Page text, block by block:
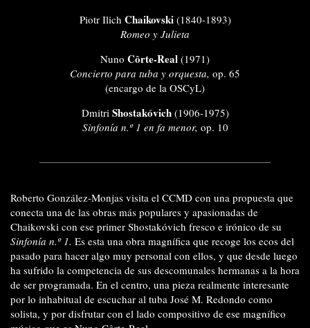
Piotr Ilich Chaikovski(1840-1893)
Romeo y Julieta
Nuno Côrte-Real (1971)
Concierto para tuba y orquesta, op. 65
(encargo de la OSCyL)
Dmitri Shostakóvich(1906-1975)
Sinfonía n.º 1 en fa menor, op. 10
Roberto González-Monjas visita el CCMD con una propuesta que
conecta una de las obras más populares y apasionadas de
Chaikovski con ese primer Shostakóvich fresco e irónico de su
Sinfonía n.º 1. Es esta una obra magnífica que recoge los ecos del
pasado para hacer algo muy personal con ellos, y que desde luego
ha sufrido la competencia de sus descomunales hermanas a la hora
de ser programada. En el centro, una pieza realmente interesante
por lo inhabitual de escuchar al tuba José M. Redondo como
solista, y por disfrutar con el lado compositivo de ese magnífico